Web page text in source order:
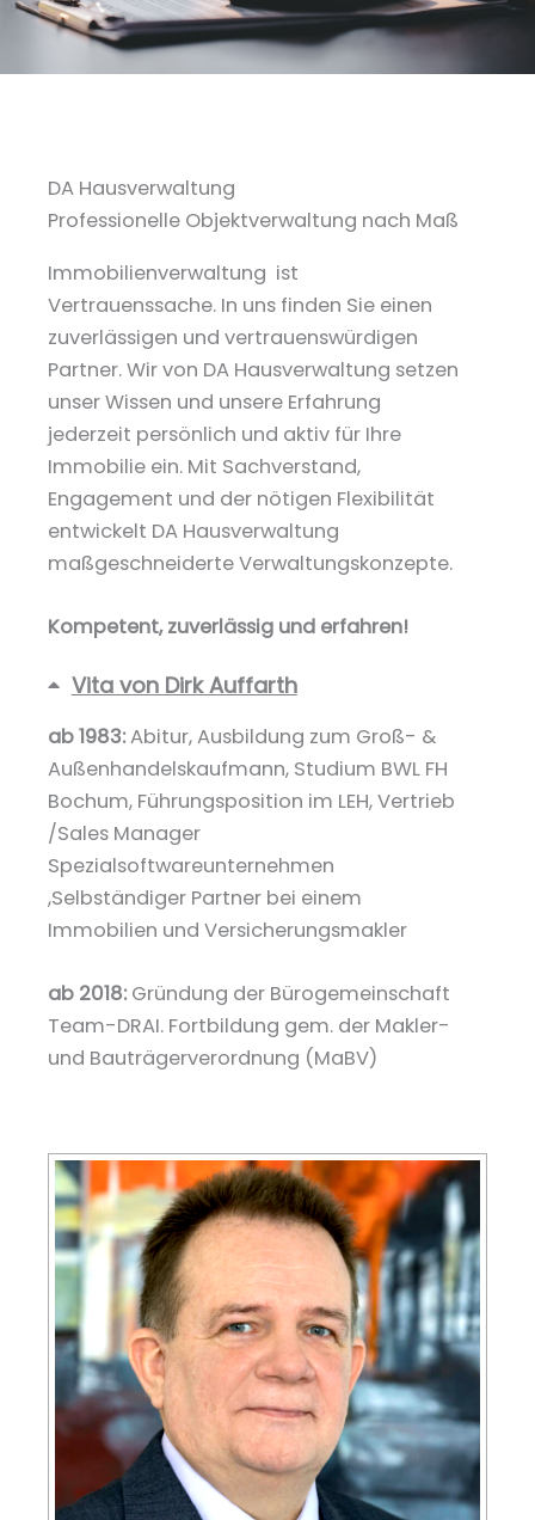
DA Hausverwaltung
Professionelle Objektverwaltung nach Maß
Immobilienverwaltung ist
Vertrauenssache. In uns finden Sie einen
zuverlässigen und vertrauenswürdigen
Partner. Wir von DA Hausverwaltung setzen
unser Wissen und unsere Erfahrung
jederzeit persönlich und aktiv für Ihre
Immobilie ein. Mit Sachverstand,
Engagement und der nötigen Flexibilität
entwickelt DA Hausverwaltung
maßgeschneiderte Verwaltungskonzepte.
Kompetent, zuverlässig und erfahren!
Vita von Dirk Auffarth
ab 1983:Abitur, Ausbildung zum Groß- &
Außenhandelskaufmann, Studium BWL FH
Bochum, Führungsposition im LEH, Vertrieb
/Sales Manager
Spezialsoftwareunternehmen
,Selbständiger Partner bei einem
Immobilien und Versicherungsmakler
ab 2018: Gründung der Bürogemeinschaft
Team-DRAI. Fortbildung gem. der Makler-
und Bauträgerverordnung (MaBV)